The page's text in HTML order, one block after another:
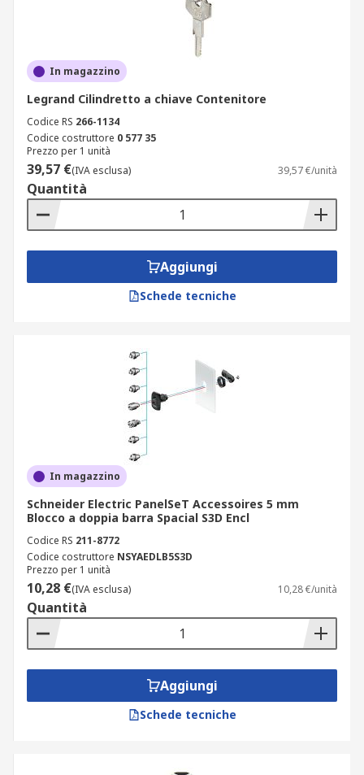
In magazzino
Legrand Cilindretto a chiave Contenitore
Codice RS 266-1134
Codice costruttore 0 577 35
Prezzo per 1 unità
39,57 €(IVA esclusa) 39,57 €/unità
Quantità
Aggiungi
Schede tecniche
In magazzino
Schneider Electric PanelSeT Accessoires 5 mm
Blocco a doppia barra Spacial S3D Encl
Codice RS 211-8772
Codice costruttore NSYAEDLB5S3D
Prezzo per 1 unità
10,28 €(IVA esclusa) 10,28 €/unità
Quantità
Aggiungi
Schede tecniche